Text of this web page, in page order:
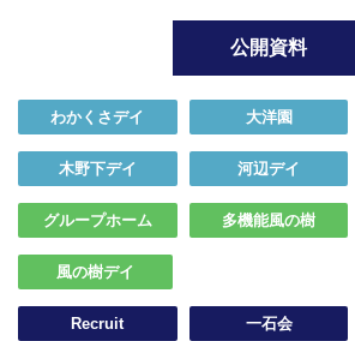
公開資料
わかくさデイ 大洋園
木野下デイ 河辺デイ
グループホーム 多機能風の樹
風の樹デイ
Recruit 一石会